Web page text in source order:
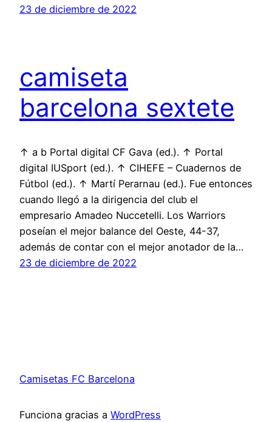
23 de diciembre de 2022
camiseta
barcelona sextete
↑ a b Portal digital CF Gava (ed.). ↑ Portal
digital IUSport (ed.). ↑ CIHEFE – Cuadernos de
Fútbol (ed.). ↑ Martí Perarnau (ed.). Fue entonces
cuando llegó a la dirigencia del club el
empresario Amadeo Nuccetelli. Los Warriors
poseían el mejor balance del Oeste, 44-37,
además de contar con el mejor anotador de la…
23 de diciembre de 2022
Camisetas FC Barcelona
Funciona gracias a WordPress